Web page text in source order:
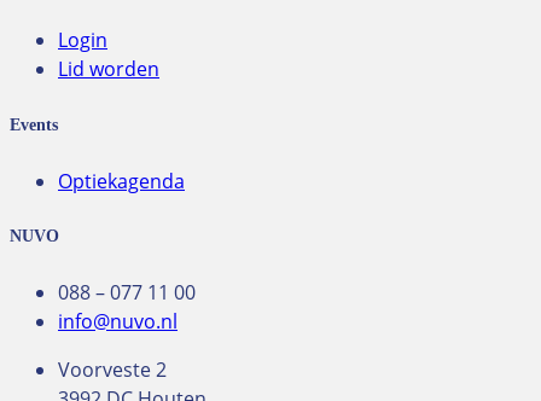
Login
Lid worden
Events
Optiekagenda
NUVO
088 – 077 11 00
info@nuvo.nl
Voorveste 2